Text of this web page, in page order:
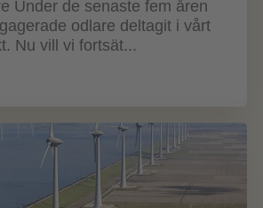
Under de senaste fem åren
odlare deltagit i vårt
Nu vill vi fortsät...